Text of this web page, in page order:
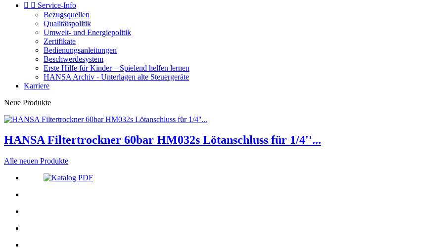
  Service-Info
Bezugsquellen
Qualitätspolitik
Umwelt- und Energiepolitik
Zertifikate
Bedienungsanleitungen
Beschwerdesystem
Erste Hilfe für Kinder – Spielend helfen lernen
HANSA Archiv - Unterlagen alte Steuergeräte
Karriere
Neue Produkte
HANSA Filtertrockner 60bar HM032s Lötanschluss für 1/4''...
Alle neuen Produkte